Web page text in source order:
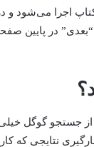
از 5 تیر برای جستجوهای
در پایین
از جستجو گوگل
نتایجی که